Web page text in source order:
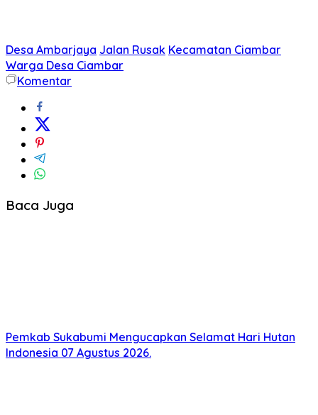
Desa Ambarjaya Jalan Rusak Kecamatan Ciambar
Warga Desa Ciambar
Komentar
Baca Juga
Pemkab Sukabumi Mengucapkan Selamat Hari Hutan
Indonesia 07 Agustus 2026.